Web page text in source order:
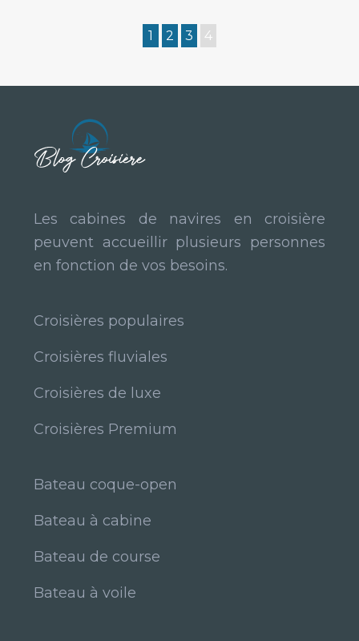
1 2 3 4
Les cabines de navires en croisière
peuvent accueillir plusieurs personnes
en fonction de vos besoins.
Croisières populaires
Croisières fluviales
Croisières de luxe
Croisières Premium
Bateau coque-open
Bateau à cabine
Bateau de course
Bateau à voile